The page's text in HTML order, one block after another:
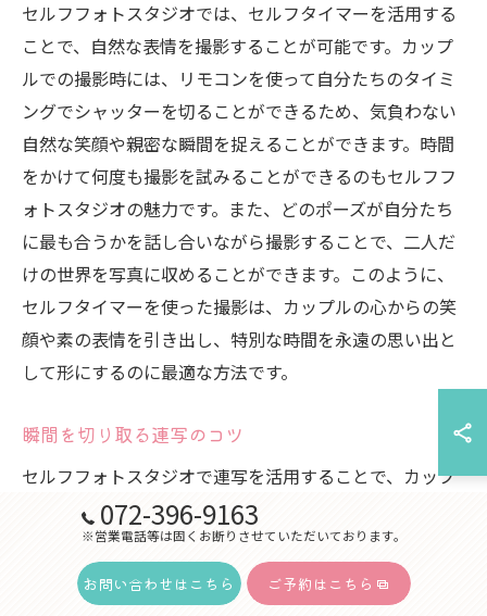
セルフフォトスタジオでは、セルフタイマーを活用する
ことで、自然な表情を撮影することが可能です。カップ
ルでの撮影時には、リモコンを使って自分たちのタイミ
ングでシャッターを切ることができるため、気負わない
自然な笑顔や親密な瞬間を捉えることができます。時間
をかけて何度も撮影を試みることができるのもセルフフ
ォトスタジオの魅力です。また、どのポーズが自分たち
に最も合うかを話し合いながら撮影することで、二人だ
けの世界を写真に収めることができます。このように、
セルフタイマーを使った撮影は、カップルの心からの笑
顔や素の表情を引き出し、特別な時間を永遠の思い出と
して形にするのに最適な方法です。
瞬間を切り取る連写のコツ
セルフフォトスタジオで連写を活用することで、カップ
ルの自然な動きや生き生きとした表情を逃さずに記録す
ることができます。特に、互いに見つめ合ったり、笑い
合ったりする瞬間は連写の力を借りて効果的に捕えるこ
とができます。連写を使う際は、スタジオの照明を活か
072-396-9163
※営業電話等は固くお断りさせていただいております。
お問い合わせはこちら ご予約はこちら